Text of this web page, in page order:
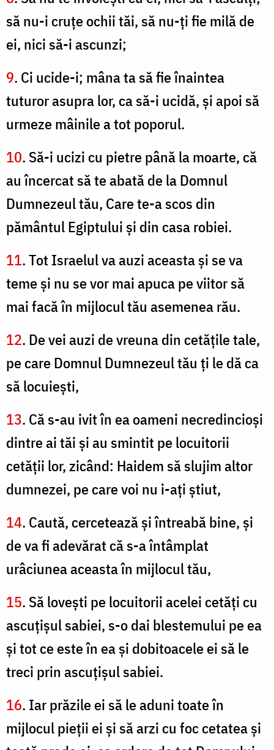
să nu-i cruţe ochii tăi, să nu-ţi fie milă de
ei, nici să-i ascunzi;
9. Ci ucide-i; mâna ta să fie înaintea
tuturor asupra lor, ca să-i ucidă, şi apoi să
urmeze mâinile a tot poporul.
10. Să-i ucizi cu pietre până la moarte, că
au încercat să te abată de la Domnul
Dumnezeul tău, Care te-a scos din
pământul Egiptului şi din casa robiei.
11. Tot Israelul va auzi aceasta şi se va
teme şi nu se vor mai apuca pe viitor să
mai facă în mijlocul tău asemenea rău.
12. De vei auzi de vreuna din cetăţile tale,
pe care Domnul Dumnezeul tău ţi le dă ca
să locuieşti,
13. Că s-au ivit în ea oameni necredincioşi
dintre ai tăi şi au smintit pe locuitorii
cetăţii lor, zicând: Haidem să slujim altor
dumnezei, pe care voi nu i-aţi ştiut,
14. Caută, cercetează şi întreabă bine, şi
de va fi adevărat că s-a întâmplat
urâciunea aceasta în mijlocul tău,
15. Să loveşti pe locuitorii acelei cetăţi cu
ascuţişul sabiei, s-o dai blestemului pe ea
şi tot ce este în ea şi dobitoacele ei să le
treci prin ascuţişul sabiei.
16. Iar prăzile ei să le aduni toate în
mijlocul pieţii ei şi să arzi cu foc cetatea şi